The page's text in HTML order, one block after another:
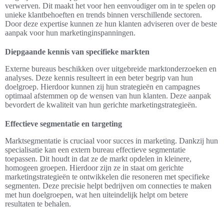
verwerven. Dit maakt het voor hen eenvoudiger om in te spelen op
unieke klantbehoeften en trends binnen verschillende sectoren.
Door deze expertise kunnen ze hun klanten adviseren over de beste
aanpak voor hun marketinginspanningen.
Diepgaande kennis van specifieke markten
Externe bureaus beschikken over uitgebreide marktonderzoeken en
analyses. Deze kennis resulteert in een beter begrip van hun
doelgroep. Hierdoor kunnen zij hun strategieën en campagnes
optimaal afstemmen op de wensen van hun klanten. Deze aanpak
bevordert de kwaliteit van hun gerichte marketingstrategieën.
Effectieve segmentatie en targeting
Marktsegmentatie is cruciaal voor succes in marketing. Dankzij hun
specialisatie kan een extern bureau effectieve segmentatie
toepassen. Dit houdt in dat ze de markt opdelen in kleinere,
homogeen groepen. Hierdoor zijn ze in staat om gerichte
marketingstrategieën te ontwikkelen die resoneren met specifieke
segmenten. Deze precisie helpt bedrijven om connecties te maken
met hun doelgroepen, wat hen uiteindelijk helpt om betere
resultaten te behalen.